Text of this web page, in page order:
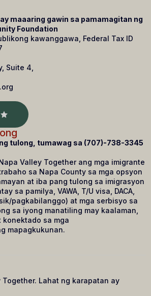
maaaring gawin sa pamamagitan ng
Foundation
kawanggawa, Federal Tax ID
Suite 4,
tulong, tumawag sa (707)-738-3345
Valley Together ang mga imigrante
sa Napa County sa mga opsyon
at iba pang tulong sa imigrasyon
sa pamilya, VAWA, T/U visa, DACA,
pagkabilanggo) at mga serbisyo sa
sa iyong manatiling may kaalaman,
sa mga
mapagkukunan.
Lahat ng karapatan ay